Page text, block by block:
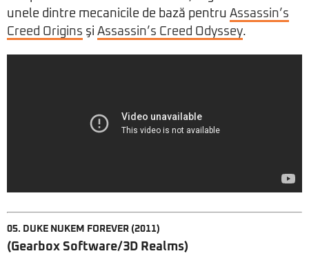
unele dintre mecanicile de bază pentru Assassin’s
Creed Origins şi Assassin’s Creed Odyssey.
05. DUKE NUKEM FOREVER (2011)
(Gearbox Software/3D Realms)